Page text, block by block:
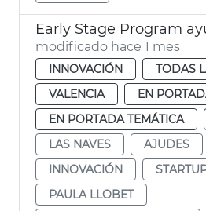
modificado hace 1 mes
INNOVACIÓN
TODAS
VALENCIA
EN
EN PORTADA TEMÁTICA
LAS NAVES
AJUDES
INNOVACIÓN
PAULA LLOBET